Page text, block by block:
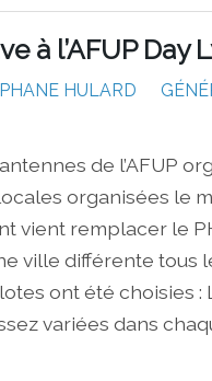
à l’AFUP Day
HULARD
de l’AFUP
organisées le
vient remplacer le
ville différente tous
ont été choisies :
variées dans